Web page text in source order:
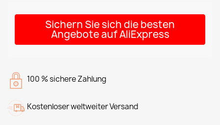
Sichern Sie sich die besten
Angebote auf AliExpress
100 % sichere Zahlung
Kostenloser weltweiter Versand